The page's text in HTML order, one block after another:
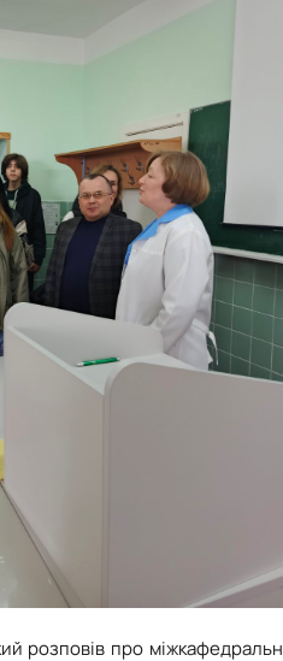
розповів про